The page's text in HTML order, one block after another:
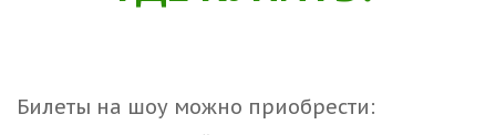
Билеты на шоу можно приобрести: